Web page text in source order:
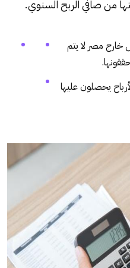
من صافي الربح السنوي.
خارج مصر لا يتم
يحصلون عليها